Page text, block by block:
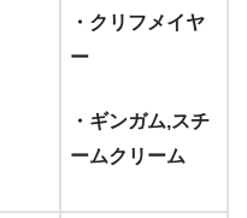
・クリフメイヤ
ー
・ギンガム,スチ
ームクリーム